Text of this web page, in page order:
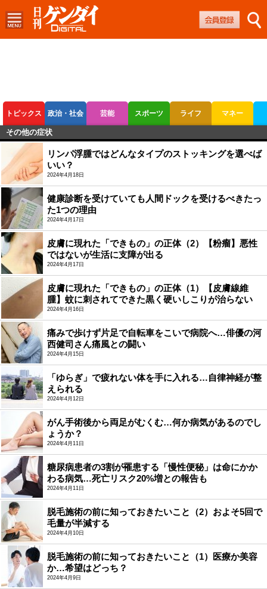
トピックス 政治・社会 芸能 スポーツ ライフ マネー
ボートレース
その他の症状
リンパ浮腫ではどんなタイプのストッキングを選べば
いい？
2024年4月18日
健康診断を受けていても人間ドックを受けるべきたっ
た1つの理由
2024年4月17日
皮膚に現れた「できもの」の正体（2）【粉瘤】悪性
ではないが生活に支障が出る
2024年4月17日
皮膚に現れた「できもの」の正体（1）【皮膚線維
腫】蚊に刺されてできた黒く硬いしこりが治らない
2024年4月16日
痛みで歩けず片足で自転車をこいで病院へ…俳優の河
西健司さん痛風との闘い
2024年4月15日
「ゆらぎ」で疲れない体を手に入れる…自律神経が整
えられる
2024年4月12日
がん手術後から両足がむくむ…何か病気があるのでし
ょうか？
2024年4月11日
糖尿病患者の3割が罹患する「慢性便秘」は命にかか
わる病気…死亡リスク20%増との報告も
2024年4月11日
脱毛施術の前に知っておきたいこと（2）およそ5回で
毛量が半減する
2024年4月10日
脱毛施術の前に知っておきたいこと（1）医療か美容
か…希望はどっち？
2024年4月9日